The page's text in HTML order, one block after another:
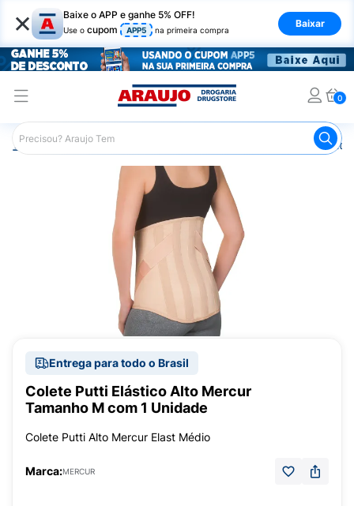
× Baixe o APP e ganhe 5% OFF!
Use o cupom APP5 na primeira compra
Baixar
0
Araujo Saúde e Bem Estar Colete Putti
Entrega para todo o Brasil
Colete Putti Elástico Alto Mercur
Tamanho M com 1 Unidade
Colete Putti Alto Mercur Elast Médio
Marca:MERCUR